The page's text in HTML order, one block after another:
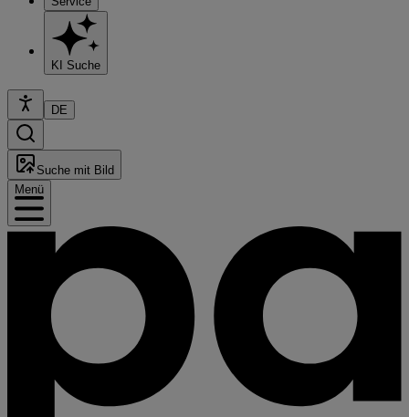
KI Suche
DE
Suche mit Bild
Menü